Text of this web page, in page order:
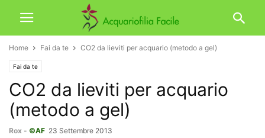
Home Fai da te CO2 da lieviti per acquario (metodo a gel)
Fai da te
CO2 da lieviti per acquario
(metodo a gel)
Rox - ©AF 23 Settembre 2013